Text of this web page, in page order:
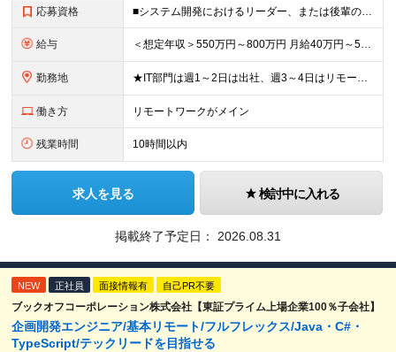
応募資格 ■システム開発におけるリーダー、または後輩の指導や進捗管理などの経験のある方 ■機能要件/非機能要件の知識（経験は問いません） ＼「マネジメント未経験だけど今後チャレンジしたい」という方もぜひご応募く
給与 ＜想定年収＞550万円～800万円 月給40万円～55万円＋賞与＋交通費全額支給＋各種手当(子女教育手当等) ※経験・能力などを考慮し相談の上、当社規定により決定します。 ※上記金額には16～21時
勤務地 ★IT部門は週1～2日は出社、週3～4日はリモートワーク ★勤務地はご本人のご希望を最優先します ■飯田橋オフィス／東京都新宿区揚場町2-26 SKビル ■本社／神奈川県相模原市南区古淵2-14-
働き方 リモートワークがメイン
残業時間 10時間以内
求人を見る 検討中に入れる
掲載終了予定日： 2026.08.31
NEW 正社員 面接情報有 自己PR不要
ブックオフコーポレーション株式会社【東証プライム上場企業100％子会社】
企画開発エンジニア/基本リモート/フルフレックス/Java・C#・
TypeScript/テックリードを目指せる